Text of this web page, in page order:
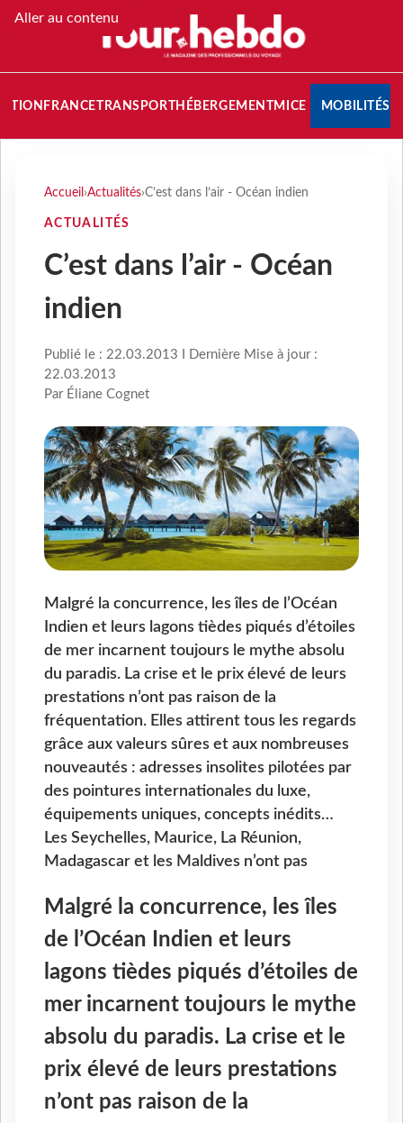
Aller au contenu
FRANCETRANSPORT HÉBERGEMENTMICE MOBILITÉS
Accueil ›Actualités›C’est dans l’air - Océan indien
ACTUALITÉS
C’est dans l’air - Océan
indien
Publié le : 22.03.2013 I Dernière Mise à jour :
22.03.2013
Par Éliane Cognet
Malgré la concurrence, les îles de l’Océan
Indien et leurs lagons tièdes piqués d’étoiles
de mer incarnent toujours le mythe absolu
du paradis. La crise et le prix élevé de leurs
prestations n’ont pas raison de la
fréquentation. Elles attirent tous les regards
grâce aux valeurs sûres et aux nombreuses
nouveautés : adresses insolites pilotées par
des pointures internationales du luxe,
équipements uniques, concepts inédits…
Les Seychelles, Maurice, La Réunion,
Madagascar et les Maldives n’ont pas
Malgré la concurrence, les îles
de l’Océan Indien et leurs
lagons tièdes piqués d’étoiles de
mer incarnent toujours le mythe
absolu du paradis. La crise et le
prix élevé de leurs prestations
n’ont pas raison de la